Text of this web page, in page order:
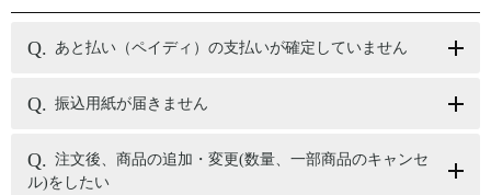
あと払い（ペイディ）の支払いが確定していません
振込用紙が届きません
注文後、商品の追加・変更(数量、一部商品のキャンセ
ル)をしたい